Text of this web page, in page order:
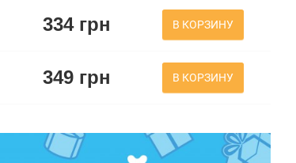
334 грн В КОРЗИНУ
349 грн В КОРЗИНУ